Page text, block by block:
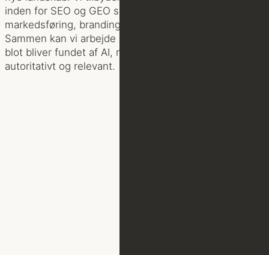
inden for SEO og GEO samt strategi, der integrerer
markedsføring, branding og digital kommunikation.
Sammen kan vi arbejde hen mod, at dit indhold ikke
blot bliver fundet af AI, men også favoriseres som
autoritativt og relevant.